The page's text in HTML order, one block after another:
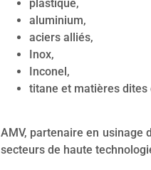
plastique,
aluminium,
aciers alliés,
Inox,
Inconel,
titane et matières dites
AMV, partenaire en usinage
secteurs de haute